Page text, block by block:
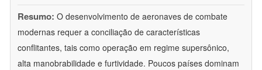
Resumo: O desenvolvimento de aeronaves de combate
modernas requer a conciliação de características
conflitantes, tais como operação em regime supersônico,
alta manobrabilidade e furtividade. Poucos países dominam